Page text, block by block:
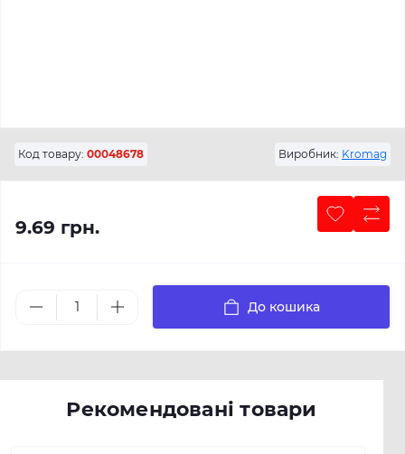
Код товару: 00048678 Виробник: Kromag
9.69 грн.
До кошика
Рекомендовані товари